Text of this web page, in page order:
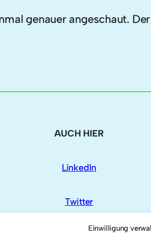
Einwilligung
genauer angeschaut.
AUCH HIER
LinkedIn
Twitter